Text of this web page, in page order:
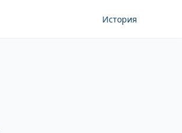
История